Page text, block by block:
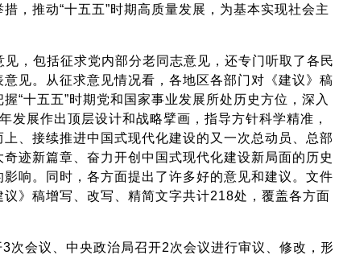
，推动“十五五”时期高质量发展，为基本实现社会主
，包括征求党内部分老同志意见，还专门听取了各民
见。从征求意见情况看，各地区各部门对《建议》稿
“十五五”时期党和国家事业发展所处历史方位，深入
展作出顶层设计和战略擘画，指导方针科学精准，
、接续推进中国式现代化建设的又一次总动员、总部
迹新篇章、奋力开创中国式现代化建设新局面的历史
响。同时，各方面提出了许多好的意见和建议。文件
》稿增写、改写、精简文字共计218处，覆盖各方面
次会议、中央政治局召开2次会议进行审议、修改，形